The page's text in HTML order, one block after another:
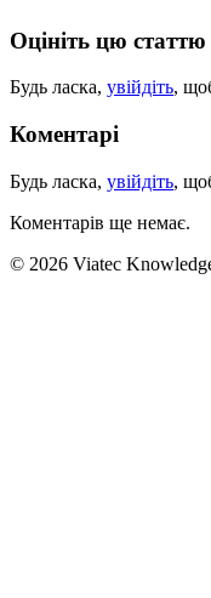
Оцініть цю статтю
Будь ласка, увійдіть,
Коментарі
Будь ласка, увійдіть,
Коментарів ще немає.
© 2026 Viatec